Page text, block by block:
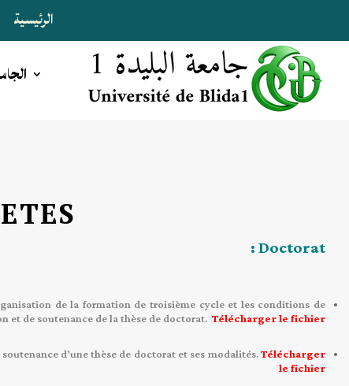
الرئيسية
Doctorat :
de la formation de troisième cycle et les conditions de
et desoutenance de la thèse de doctorat. Télécharger le fichier
d’unethèse de doctorat et ses modalités.Télécharger
lefichier